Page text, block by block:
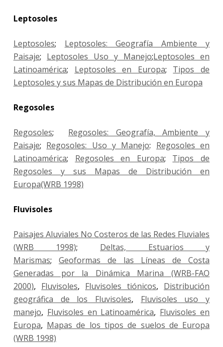
Leptosoles
Leptosoles; Leptosoles: Geografía Ambiente y
Paisaje; Leptosoles Uso y Manejo;Leptosoles en
Latinoamérica; Leptosoles en Europa; Tipos de
Leptosoles y sus Mapas de Distribución en Europa
Regosoles
Regosoles; Regosoles: Geografía, Ambiente y
Paisaje; Regosoles: Uso y Manejo: Regosoles en
Latinoamérica; Regosoles en Europa; Tipos de
Regosoles y sus Mapas de Distribución en
Europa(WRB 1998)
Fluvisoles
Paisajes Aluviales No Costeros de las Redes Fluviales
(WRB 1998); Deltas, Estuarios y
Marismas; Geoformas de las Líneas de Costa
Generadas por la Dinámica Marina (WRB-FAO
2000), Fluvisoles, Fluvisoles tiónicos, Distribución
geográfica de los Fluvisoles, Fluvisoles uso y
manejo, Fluvisoles en Latinoamérica, Fluvisoles en
Europa, Mapas de los tipos de suelos de Europa
(WRB 1998)